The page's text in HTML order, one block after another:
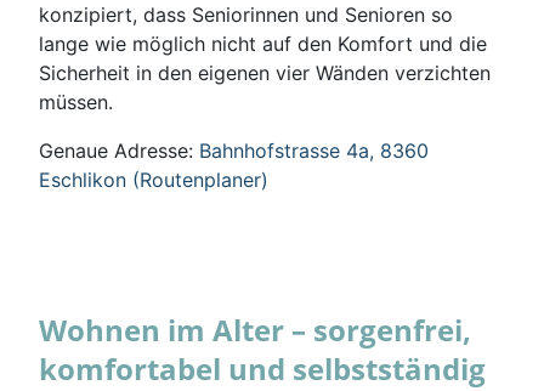
konzipiert, dass Seniorinnen und Senioren so
lange wie möglich nicht auf den Komfort und die
Sicherheit in den eigenen vier Wänden verzichten
müssen.
Genaue Adresse: Bahnhofstrasse 4a, 8360
Eschlikon (Routenplaner)
Wohnen im Alter – sorgenfrei,
komfortabel und selbstständig